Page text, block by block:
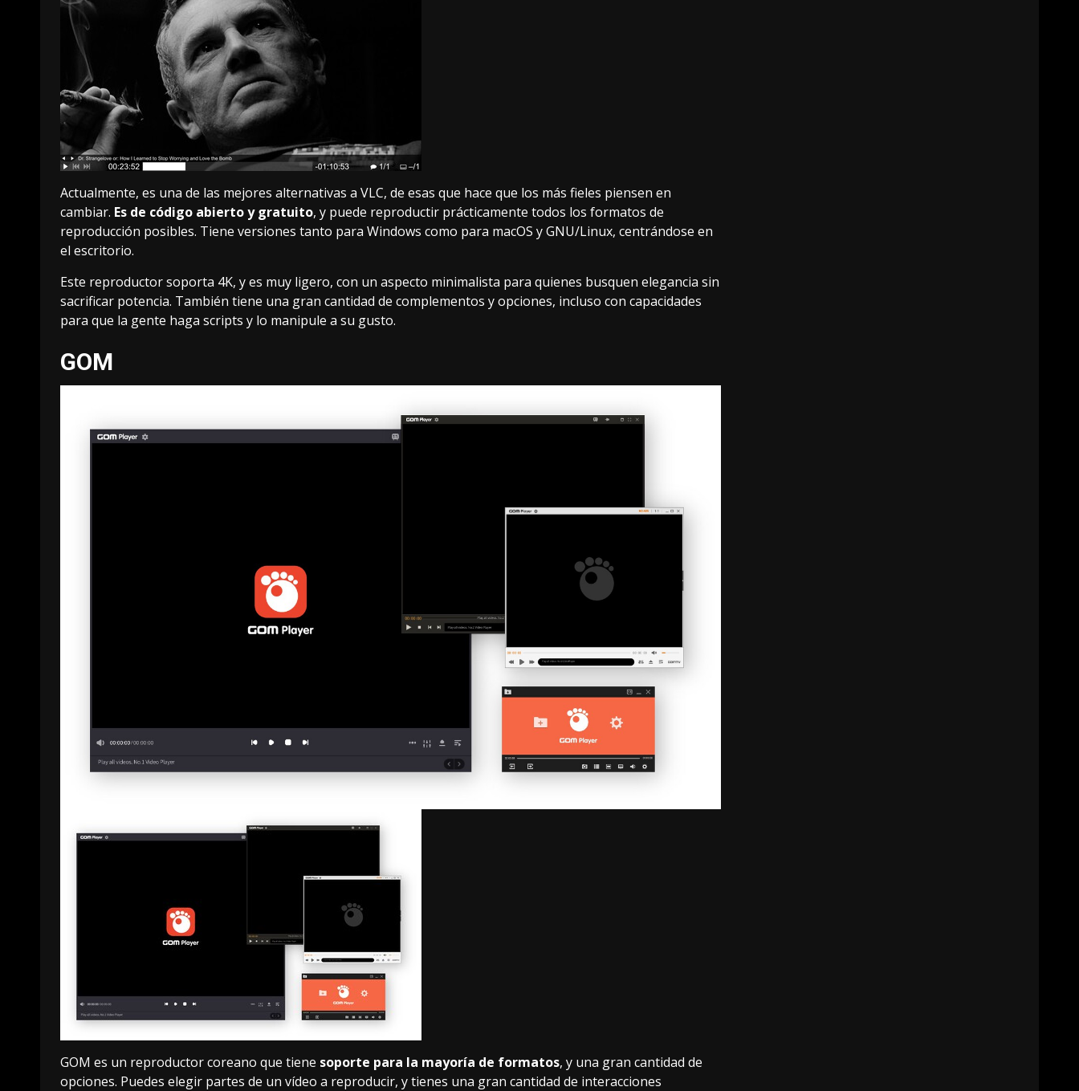
Actualmente, es una de las mejores alternativas a VLC, de esas que hace que los más fieles piensen en
cambiar. Es de código abierto y gratuito, y puede reproductir prácticamente todos los formatos de
reproducción posibles. Tiene versiones tanto para Windows como para macOS y GNU/Linux, centrándose en
el escritorio.
Este reproductor soporta 4K, y es muy ligero, con un aspecto minimalista para quienes busquen elegancia sin
sacrificar potencia. También tiene una gran cantidad de complementos y opciones, incluso con capacidades
para que la gente haga scripts y lo manipule a su gusto.
GOM
GOM es un reproductor coreano que tiene soporte para la mayoría de formatos, y una gran cantidad de
opciones. Puedes elegir partes de un vídeo a reproducir, y tienes una gran cantidad de interacciones